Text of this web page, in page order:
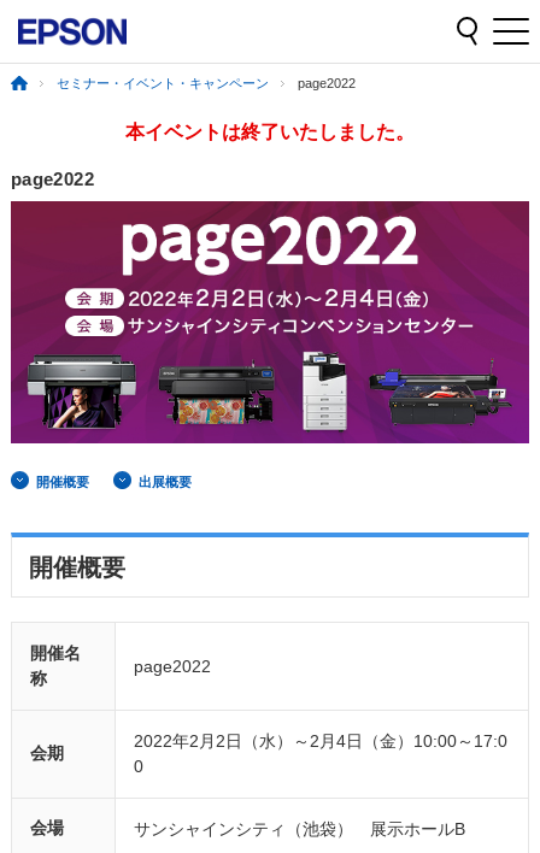
セミナー・イベント・キャンペーン page2022
本イベントは終了いたしました。
page2022
開催概要 出展概要
開催概要
開催名
称
page2022
会期
2022年2月2日（水）～2月4日（金）10:00～17:0
0
会場 サンシャインシティ（池袋） 展示ホールB